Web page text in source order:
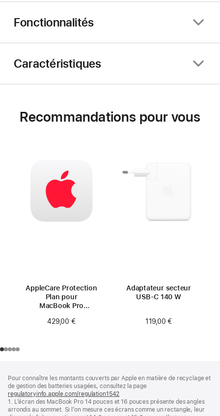
Fonctionnalités
Caractéristiques
Recommandations pour vous
AppleCare Protection
Plan pour
MacBook Pro
(M4 Pro/M4 Max)
429,00 €
Adaptateur secteur
USB-C 140 W
119,00 €
de
page
de
bas
de
page
Pour connaître les montants couverts par Apple en matière de recyclage et
de gestion des batteries usagées, consultez la page
regulatoryinfo.apple.com/regulation1542
dans
une
1. L’écran des MacBook Pro 14 pouces et 16 pouces présente des angles
arrondis au sommet. Si l’on mesure ces écrans comme un rectangle, leur